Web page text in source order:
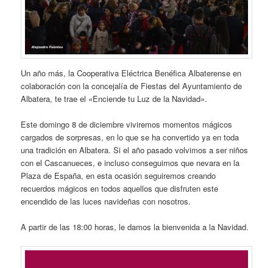
Un año más, la Cooperativa Eléctrica Benéfica Albaterense en
colaboración con la concejalía de Fiestas del Ayuntamiento de
Albatera, te trae el «Enciende tu Luz de la Navidad».
Este domingo 8 de diciembre viviremos momentos mágicos
cargados de sorpresas, en lo que se ha convertido ya en toda
una tradición en Albatera. Si el año pasado volvimos a ser niños
con el Cascanueces, e incluso conseguimos que nevara en la
Plaza de España, en esta ocasión seguiremos creando
recuerdos mágicos en todos aquellos que disfruten este
encendido de las luces navideñas con nosotros.
A partir de las 18:00 horas, le damos la bienvenida a la Navidad.